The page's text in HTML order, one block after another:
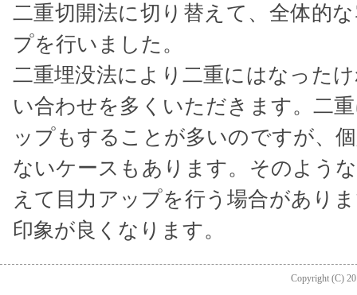
二重切開法に切り替えて、全体的
プを行いました。
二重埋没法により二重にはなった
い合わせを多くいただきます。二
ップもすることが多いのですが、
ないケースもあります。そのよう
えて目力アップを行う場合があり
印象が良くなります。
Copyright (C)